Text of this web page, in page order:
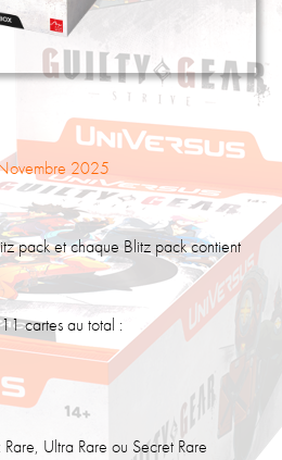
2025
pack et chaque Blitz pack contient
cartes au total :
Rare, Ultra Rare ou Secret Rare